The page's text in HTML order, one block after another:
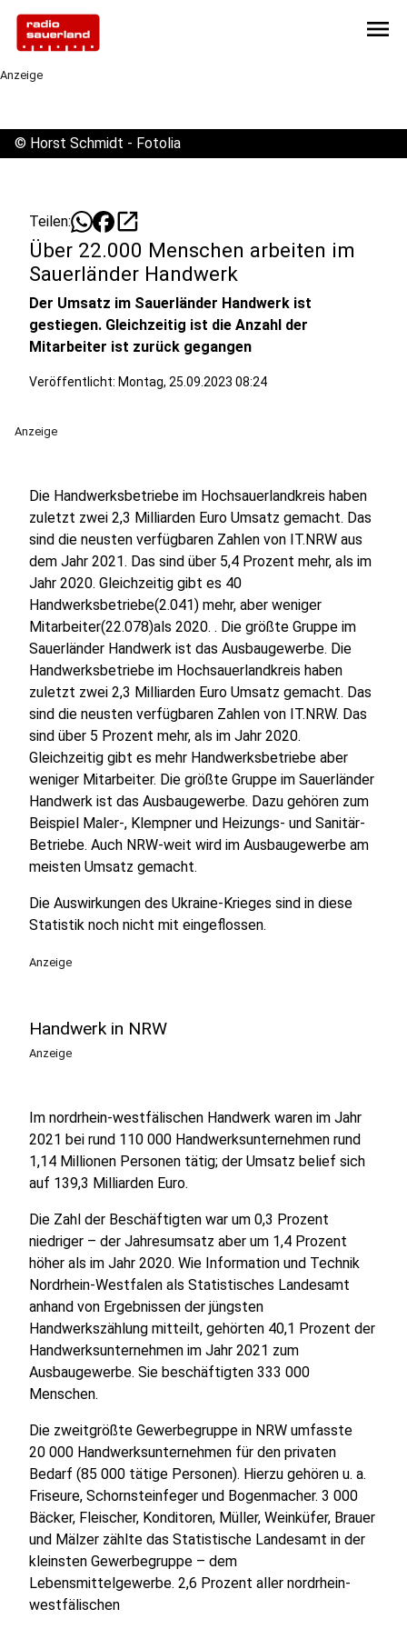
menu
Anzeige
© Horst Schmidt - Fotolia
Teilen: open_in_new
Über 22.000 Menschen arbeiten im
Sauerländer Handwerk
Der Umsatz im Sauerländer Handwerk ist
gestiegen. Gleichzeitig ist die Anzahl der
Mitarbeiter ist zurück gegangen
Veröffentlicht: Montag, 25.09.2023 08:24
Anzeige
Die Handwerksbetriebe im Hochsauerlandkreis haben
zuletzt zwei 2,3 Milliarden Euro Umsatz gemacht. Das
sind die neusten verfügbaren Zahlen von IT.NRW aus
dem Jahr 2021. Das sind über 5,4 Prozent mehr, als im
Jahr 2020. Gleichzeitig gibt es 40
Handwerksbetriebe(2.041) mehr, aber weniger
Mitarbeiter(22.078)als 2020. . Die größte Gruppe im
Sauerländer Handwerk ist das Ausbaugewerbe. Die
Handwerksbetriebe im Hochsauerlandkreis haben
zuletzt zwei 2,3 Milliarden Euro Umsatz gemacht. Das
sind die neusten verfügbaren Zahlen von IT.NRW. Das
sind über 5 Prozent mehr, als im Jahr 2020.
Gleichzeitig gibt es mehr Handwerksbetriebe aber
weniger Mitarbeiter. Die größte Gruppe im Sauerländer
Handwerk ist das Ausbaugewerbe. Dazu gehören zum
Beispiel Maler-, Klempner und Heizungs- und Sanitär-
Betriebe. Auch NRW-weit wird im Ausbaugewerbe am
meisten Umsatz gemacht.
Die Auswirkungen des Ukraine-Krieges sind in diese
Statistik noch nicht mit eingeflossen.
Anzeige
Handwerk in NRW
Anzeige
Im nordrhein-westfälischen Handwerk waren im Jahr
2021 bei rund 110 000 Handwerksunternehmen rund
1,14 Millionen Personen tätig; der Umsatz belief sich
auf 139,3 Milliarden Euro.
Die Zahl der Beschäftigten war um 0,3 Prozent
niedriger – der Jahresumsatz aber um 1,4 Prozent
höher als im Jahr 2020. Wie Information und Technik
Nordrhein-Westfalen als Statistisches Landesamt
anhand von Ergebnissen der jüngsten
Handwerkszählung mitteilt, gehörten 40,1 Prozent der
Handwerksunternehmen im Jahr 2021 zum
Ausbaugewerbe. Sie beschäftigten 333 000
Menschen.
Die zweitgrößte Gewerbegruppe in NRW umfasste
20 000 Handwerksunternehmen für den privaten
Bedarf (85 000 tätige Personen). Hierzu gehören u. a.
Friseure, Schornsteinfeger und Bogenmacher. 3 000
Bäcker, Fleischer, Konditoren, Müller, Weinküfer, Brauer
und Mälzer zählte das Statistische Landesamt in der
kleinsten Gewerbegruppe – dem
Lebensmittelgewerbe. 2,6 Prozent aller nordrhein-
westfälischen